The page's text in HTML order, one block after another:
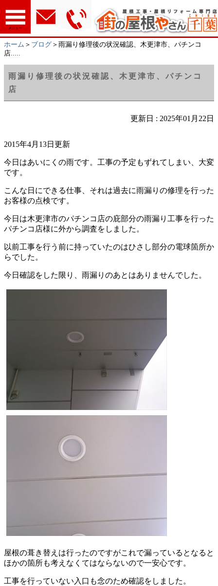
メニュー
ホーム ＞ ブログ ＞雨漏り修理後の状況確認、木更津市、パチンコ
店.....
雨漏り修理後の状況確認、木更津市、パチンコ
店
更新日 : 2025年01月22日
2015年4月13日更新
今日はあいにくの雨です。工事の予定もずれてしまい、大変
です。
こんな日にできる仕事、それは過去に雨漏りの修理を行った
お客様の点検です。
今日は木更津市のパチンコ店の庇部分の雨漏り工事を行った
パチンコ店様に外から調査をしました。
以前工事を行う前に持っていたのはひさし部分の電球箇所か
らでした。
今日確認をした限り、雨漏りのあとはありませんでした。
屋根の葺き替えは行ったのですがこれで漏っているとなると
ほかの箇所も考えなくてはならないので一安心です。
工事を行っていない入口も念のため確認をしました。